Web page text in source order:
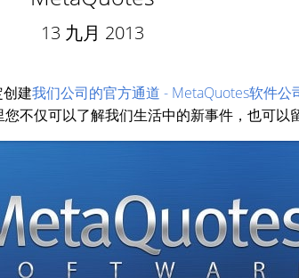
13 九月 2013
建我们公司的官方通道 - MetaQuotes软件公
不仅可以了解我们生活中的新事件，也可以